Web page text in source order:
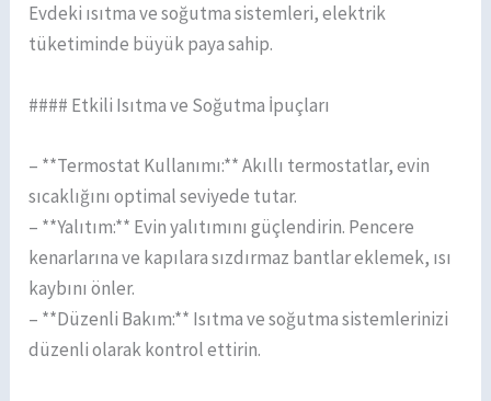
Evdeki ısıtma ve soğutma sistemleri, elektrik
tüketiminde büyük paya sahip.
#### Etkili Isıtma ve Soğutma İpuçları
– **Termostat Kullanımı:** Akıllı termostatlar, evin
sıcaklığını optimal seviyede tutar.
– **Yalıtım:** Evin yalıtımını güçlendirin. Pencere
kenarlarına ve kapılara sızdırmaz bantlar eklemek, ısı
kaybını önler.
– **Düzenli Bakım:** Isıtma ve soğutma sistemlerinizi
düzenli olarak kontrol ettirin.